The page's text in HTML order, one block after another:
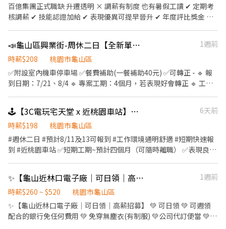
百億集團正式職缺 升遷透明 × 調薪有制度 也有暑假工讀 ✔ 定期考
核調薪 ✔ 技能認證加給 ✔ 表現優異可提早晉升 ✔ 年度評比獎金 不
班薪37540起，夜班薪45480起 月休八天:日班約42776起，夜班薪
52890起 月休六天:日班約48012起，夜班薪59580起 加班另計 休假
日加班雙倍計薪 依照實際上班時數計算 計算參考 約2618(天)/夜班
若休假日加班:約3525(天) 內部超商也有職缺 工作時間 若加班另計
績效獎金另計 排班制 排12~20天左右 夜班津貼 00: 00~07:00 每小時
介紹 一般職缺 作業員 技術員 簡單易學有專人教 操作機台 品保 目檢
有站有坐 無塵衣依部門分配 特殊內部職缺 設備 廠務 生管 開發 特殊
工時10小時 日班 08:00~20 00 包含2次休息時間各15分鐘 2次用餐
時間各45分鐘 夜班 20:00~ 08: 00 休假制度 做四休二 休10天 有加班
機會 工作地點 桃園山鶯廠 龜山區山鶯路 住宿4 6人房 登記面試人選
較多 可以選擇點網址 先註冊填寫完整履歷 我會主動與您聯繫 請主
照 主動聯繫 主動聯繫
📣龜山區興業街-周休二日【全新單位誠徵長期】作業員_限時招募
1週前
時薪$208
桃園市龜山區
✅附設室內機車停車場 ✅餐費補助(一餐補助40元) ✅可轉正 - 🔹 報
到日期：7/21、8/4 🔹 專案工期：4個月，若表現好會轉正 🔹 工作
1700(需可配合加班1-4小時) 🔹✅ 薪資:35000起薪(含全勤1000)，
換算時薪208/H起，配合加班可達48000 🔹【休息時間】:上下午各
休息10分，午餐休息40分，實際工時8H 🔹【休假方式】:周一到
五，周休六日(六有可能須配合加班) - ✭【工作條件】：需可配合訂
🕹️【3C電玩宅天堂 x 近桃園車站】週休冷氣房｜遊戲機組裝募集中｜⚔️
6天前
時薪$198
桃園市龜山區
#週休二日 #預計8/11及13可報到 #工作環境通明舒適 #短期快速報
到 #近桃園車站 ✅短期工期~預計四個月（可隨時離職） ✅表現良好
區) ☛上班時間：08:00~17:00(需配合加班) ☛工作薪資：198/H 等
於約一個月35000 ☛工作內容： 電子產線人員>品檢/組包裝/機台操
作/測試/插件 物料管理人員>文書/盤點/基礎電腦/料件 ☛休假制度：
週休二日(見紅休) ☛用餐補助：午餐補助40元 ☛發薪日：每月5號
☛員工福利：享勞健保、團體保險、6%提撥
✨【龜山近林口電子廠｜可日領｜高薪招募】
1週前
時薪$260 ~ $520
桃園市龜山區
✨【龜山近林口電子廠｜可日領｜高薪招募】 💚 可日領 💚 可週領
配合的銀行免任何費用 💚 免穿無塵衣(有制服) 💚公司代訂便當 💚冷